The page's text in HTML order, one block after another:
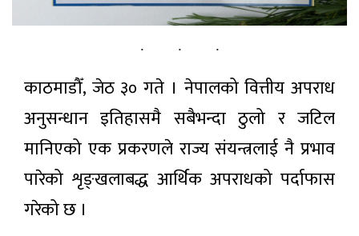
अल्पमतमा,
राजीनामा
चलचित्र
प्रदर्शनमा
चार
महिनाको
प्रगति
विवरण
सार्वजनिक:
सुशासन र
विकास
निर्माणमा
२0 घण्टा अगाडी
उपत्यकामा
शुक्रबार
काठमाडौँ, जेठ ३० गते । नेपालको वित्तीय अपराध
अनुसन्धान इतिहासमै सबैभन्दा ठुलो र जटिल
मानिएको एक प्रकरणले राज्य संयन्त्रलाई नै प्रभाव
पारेको शृङ्खलाबद्ध आर्थिक अपराधको पर्दाफास
गरेको छ ।